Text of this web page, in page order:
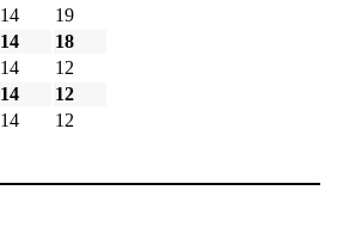
14
19
14
18
14
12
14
12
14 12